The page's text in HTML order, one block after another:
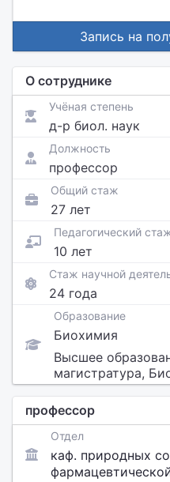
Запись на
О сотруднике
Учёная степень
д-р биол. наук
Должность
профессор
Общий стаж
27 лет
Педагогический
10 лет
Стаж научной
24 года
Образование
Биохимия
Высшее
магистратура,
профессор
Отдел
каф. природных